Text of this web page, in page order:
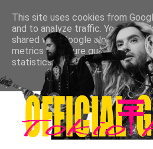
This site uses cookies from
and to analyze traffic. Your IP
shared with Google along with
metrics to ensure quality of
statistics, and to detect and
LEARN MORE